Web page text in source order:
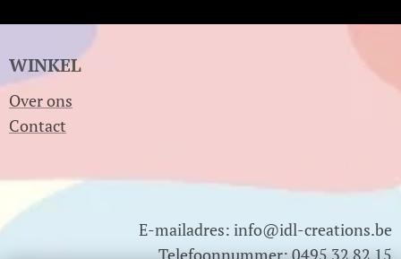
WINKEL
Over ons
Contact
E-mailadres: info@idl-creations.be
Telefoonnummer: 0495 32 82 15